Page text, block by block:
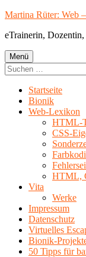
Springe
Inhalt
Martina Rüter: Web
eTrainerin,
Primäres
Menü
Menü
Suchen
nach:
Startseite
Bionik
Web-Lexikon
HTML-
CSS-
HTML,
Vita
Werke
Impressum
Datenschutz
Virtuelles
Bionik-
50 Tipps für